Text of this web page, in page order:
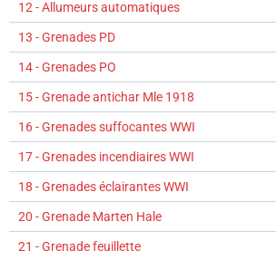
12 - Allumeurs automatiques
13 - Grenades PD
14 - Grenades PO
15 - Grenade antichar Mle 1918
16 - Grenades suffocantes WWI
17 - Grenades incendiaires WWI
18 - Grenades éclairantes WWI
20 - Grenade Marten Hale
21 - Grenade feuillette